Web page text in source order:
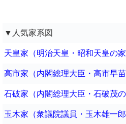
▼人気家系図
天皇家（明治天皇・昭和天皇の家
高市家（内閣総理大臣・高市早苗
石破家（内閣総理大臣・石破茂の
玉木家（衆議院議員・玉木雄一郎